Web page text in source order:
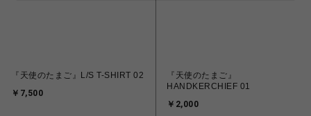
『天使のたまご』L/S T-SHIRT 02
￥7,500
『天使のたまご』
HANDKERCHIEF 01
￥2,000